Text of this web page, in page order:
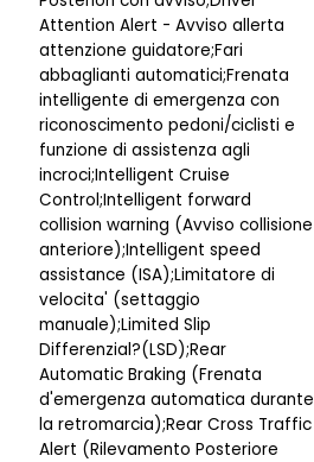
Attention Alert - Avviso allerta
attenzione guidatore;Fari
abbaglianti automatici;Frenata
intelligente di emergenza con
riconoscimento pedoni/ciclisti e
funzione di assistenza agli
incroci;Intelligent Cruise
Control;Intelligent forward
collision warning (Avviso collisione
anteriore);Intelligent speed
assistance (ISA);Limitatore di
velocita' (settaggio
manuale);Limited Slip
Differenzial?(LSD);Rear
Automatic Braking (Frenata
d'emergenza automatica durante
la retromarcia);Rear Cross Traffic
Alert (Rilevamento Posteriore